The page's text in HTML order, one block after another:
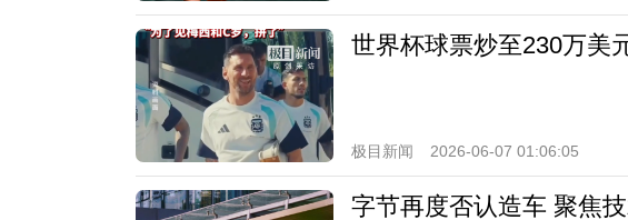
世界杯球票炒至230万美
极目新闻 2026-06-07 01:06:05
字节再度否认造车 聚焦